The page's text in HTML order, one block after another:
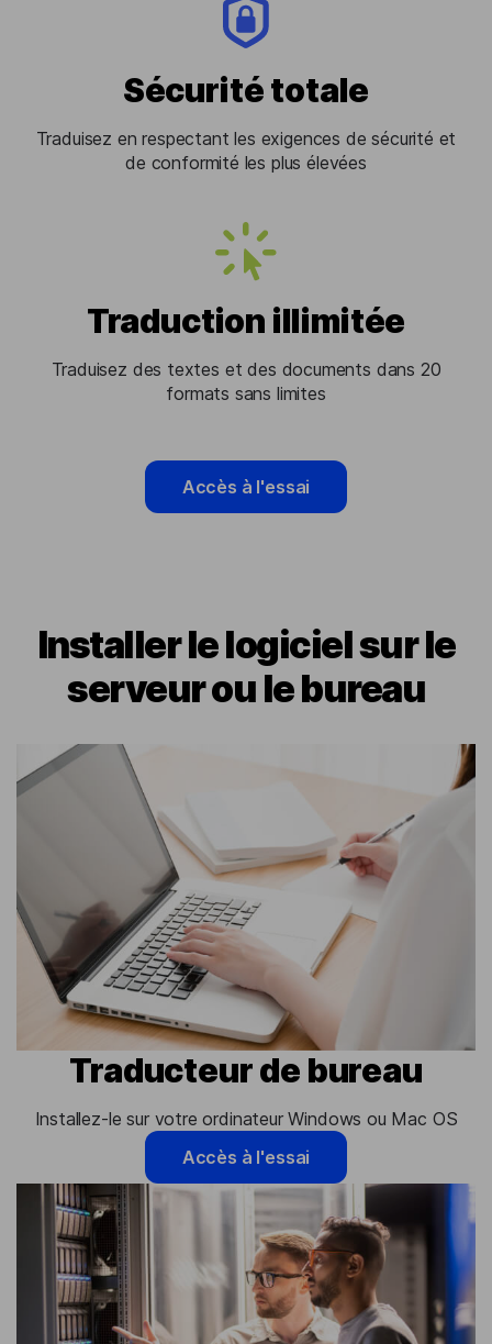
Sécurité totale
Traduisez en respectant les exigences de sécurité et
de conformité les plus élevées
Traduction illimitée
Traduisez des textes et des documents dans 20
formats sans limites
Accès à l'essai
Installer le logiciel sur le
serveur ou le bureau
Traducteur de bureau
Installez-le sur votre ordinateur Windows ou Mac OS
Accès à l'essai